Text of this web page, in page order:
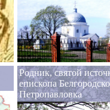
Родник, святой
епископа
Петропавловка